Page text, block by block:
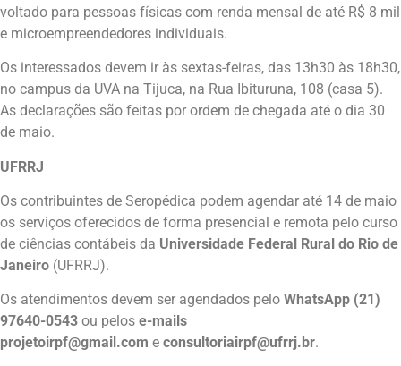
voltado para pessoas físicas com renda mensal de até R$ 8 mil
e microempreendedores individuais.
Os interessados devem ir às sextas-feiras, das 13h30 às 18h30,
no campus da UVA na Tijuca, na Rua Ibituruna, 108 (casa 5).
As declarações são feitas por ordem de chegada até o dia 30
de maio.
UFRRJ
Os contribuintes de Seropédica podem agendar até 14 de maio
os serviços oferecidos de forma presencial e remota pelo curso
de ciências contábeis da Universidade Federal Rural do Rio de
Janeiro (UFRRJ).
Os atendimentos devem ser agendados pelo WhatsApp (21)
97640-0543 ou pelos e-mails
projetoirpf@gmail.com e consultoriairpf@ufrrj.br.